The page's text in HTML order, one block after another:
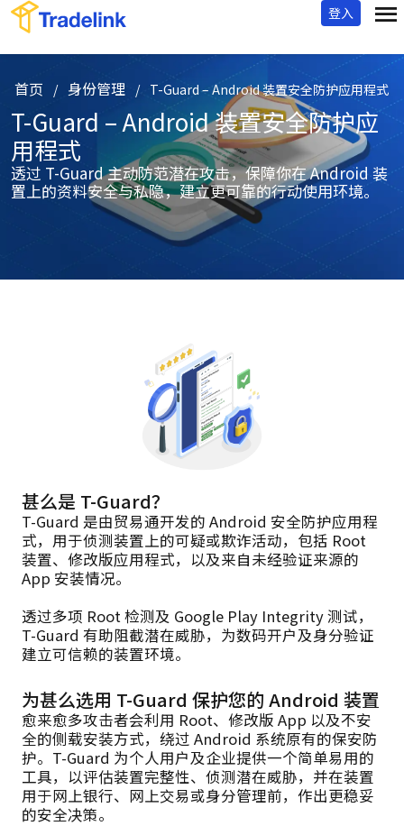
登入
首页 / 身份管理 / T-Guard – Android 装置安全防护应用程式
T-Guard – Android 装置安全防护应
用程式
透过 T-Guard 主动防范潜在攻击，保障你在 Android 装
置上的资料安全与私隐，建立更可靠的行动使用环境。
甚么是 T-Guard？
T-Guard 是由贸易通开发的 Android 安全防护应用程
式，用于侦测装置上的可疑或欺诈活动，包括 Root
装置、修改版应用程式，以及来自未经验证来源的
App 安装情况。
透过多项 Root 检测及 Google Play Integrity 测试，
T-Guard 有助阻截潜在威胁，为数码开户及身分验证
建立可信赖的装置环境。
为甚么选用 T-Guard 保护您的 Android 装置
愈来愈多攻击者会利用 Root、修改版 App 以及不安
全的侧载安装方式，绕过 Android 系统原有的保安防
护。T-Guard 为个人用户及企业提供一个简单易用的
工具，以评估装置完整性、侦测潜在威胁，并在装置
用于网上银行、网上交易或身分管理前，作出更稳妥
的安全决策。